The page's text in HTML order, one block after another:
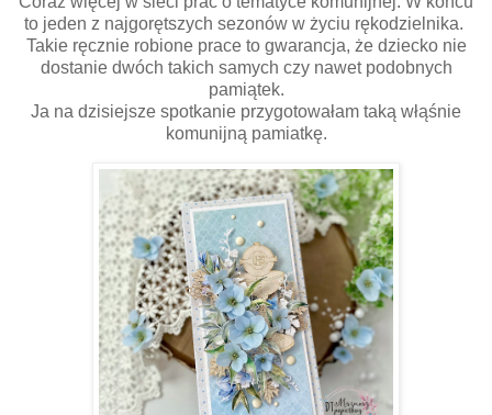
to jeden z najgorętszych sezonów w życiu rękodzielnika.
Takie ręcznie robione prace to gwarancja, że dziecko nie
dostanie dwóch takich samych czy nawet podobnych
pamiątek.
Ja na dzisiejsze spotkanie przygotowałam taką włąśnie
komunijną pamiatkę.